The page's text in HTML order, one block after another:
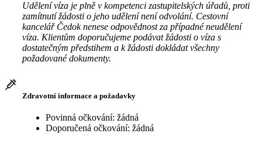
Udělení víza je plně v kompetenci zastupitelských úřadů, proti
zamítnutí žádosti o jeho udělení není odvolání. Cestovní
kancelář Čedok nenese odpovědnost za případné neudělení
víza. Klientům doporučujeme podávat žádosti o víza s
dostatečným předstihem a k žádosti dokládat všechny
požadované dokumenty.
Zdravotní informace a požadavky
Povinná očkování: žádná
Doporučená očkování: žádná